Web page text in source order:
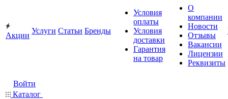
Акции
Услуги Статьи Бренды
Условия
оплаты
Условия
доставки
Гарантия
на товар
О
компании
Новости
Отзывы
Вакансии
Лицензии
Реквизиты
Войти
Каталог